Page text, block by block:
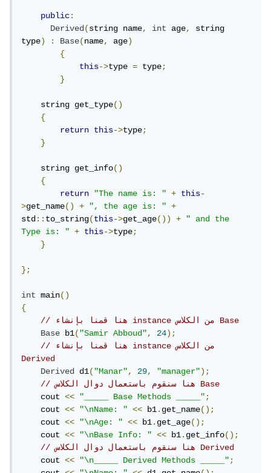
public:
Derived(string name, int age,
string
type) : Base(name, age)
{
this->type = type;
}
    string get_type
()
{
return
this->type;
}
    string get_info
()
{
return
"The name is: " + this-
>get_name() + ", the age is: "
+
std::to_string(this->get_age()) +
" and the
Type is: "
+ this->type;
}
};
int main()
{
// هنا قمنا بإنشاء instance من الكلاس Base
Base b1("Samir Abboud", 24);
// هنا قمنا بإنشاء instance من الكلاس
Derived
Derived d1("Manar", 29, "manager");
// هنا سنقوم باستعمال دوال الكلاس Base
    cout
<< "_____ Base Methods _____";
    cout
<< "\nName: " << b1.get_name();
    cout
<< "\nAge: " << b1.get_age();
    cout
<< "\nBase Info: " << b1.get_info();
// هنا سنقوم باستعمال دوال الكلاس Derived
    cout
<< "\n_____ Derived Methods _____";